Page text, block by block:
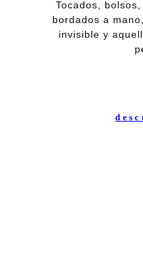
Tocados,
bordados a
invisible y